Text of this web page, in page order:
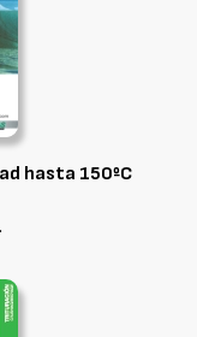
hasta 150ºC